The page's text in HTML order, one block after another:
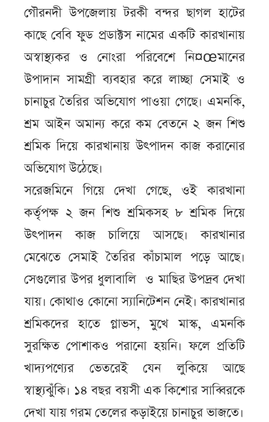
গৌরনদী উপজেলায় টরকী বন্দর ছাগল হাটের
কাছে বেবি ফুড প্রডাক্টস নামের একটি কারখানায়
অস্বাস্থ্যকর ও নোংরা পরিবেশে নি¤œমানের
উপাদান সামগ্রী ব্যবহার করে লাচ্ছা সেমাই ও
চানাচুর তৈরির অভিযোগ পাওয়া গেছে। এমনকি,
শ্রম আইন অমান্য করে কম বেতনে ২ জন শিশু
শ্রমিক দিয়ে কারখানায় উৎপাদন কাজ করানোর
অভিযোগ উঠেছে।
সরেজমিনে গিয়ে দেখা গেছে, ওই কারখানা
কর্তৃপক্ষ ২ জন শিশু শ্রমিকসহ ৮ শ্রমিক দিয়ে
উৎপাদন কাজ চালিয়ে আসছে। কারখানার
মেঝেতে সেমাই তৈরির কাঁচামাল পড়ে আছে।
সেগুলোর উপর ধুলাবালি ও মাছির উপদ্রব দেখা
যায়। কোথাও কোনো স্যানিটেশন নেই। কারখানার
শ্রমিকদের হাতে গ্লাভস, মুখে মাস্ক, এমনকি
সুরক্ষিত পোশাকও পরানো হয়নি। ফলে প্রতিটি
খাদ্যপণ্যের ভেতরেই যেন লুকিয়ে আছে
স্বাস্থ্যঝুঁকি। ১৪ বছর বয়সী এক কিশোর সাব্বিরকে
দেখা যায় গরম তেলের কড়াইয়ে চানাচুর ভাজতে।